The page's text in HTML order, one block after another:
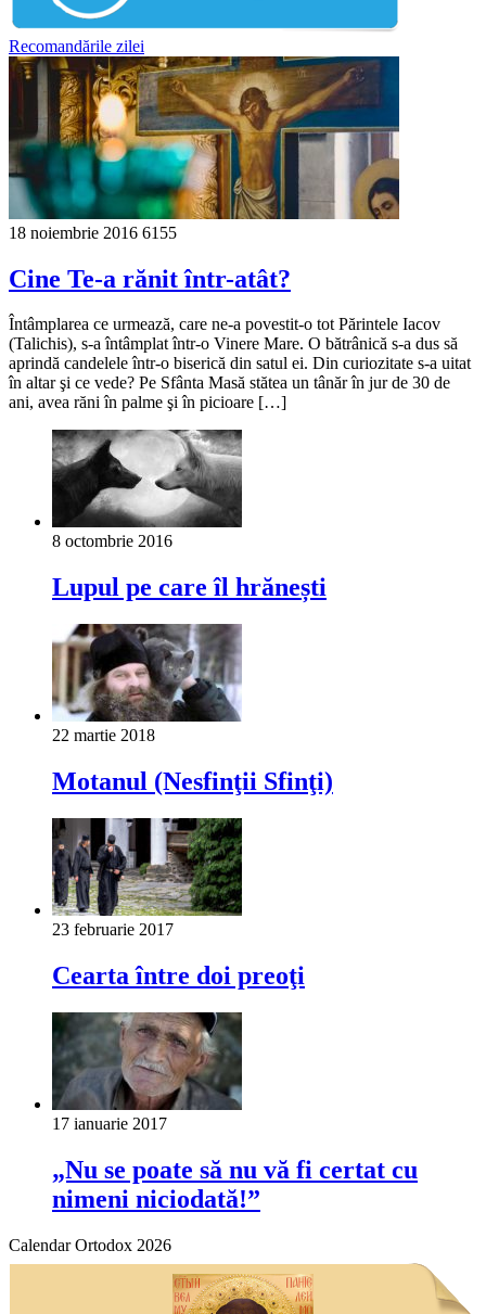
Recomandările zilei
18 noiembrie 2016 6155
Cine Te-a rănit într-atât?
Întâmplarea ce urmează, care ne-a povestit-o tot Părintele Iacov
(Talichis), s-a întâmplat într-o Vinere Mare. O bătrânică s-a dus să
aprindă candelele într-o biserică din satul ei. Din curiozitate s-a uitat
în altar şi ce vede? Pe Sfânta Masă stătea un tânăr în jur de 30 de
ani, avea răni în palme şi în picioare […]
8 octombrie 2016
Lupul pe care îl hrănești
22 martie 2018
Motanul (Nesfinţii Sfinţi)
23 februarie 2017
Cearta între doi preoţi
17 ianuarie 2017
„Nu se poate să nu vă fi certat cu
nimeni niciodată!”
Calendar Ortodox 2026